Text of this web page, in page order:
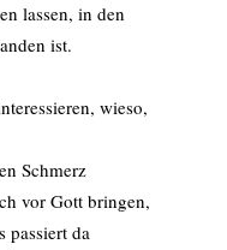
lassen, in den
ist.
wieso,
Schmerz
vor Gott bringen,
passiert da